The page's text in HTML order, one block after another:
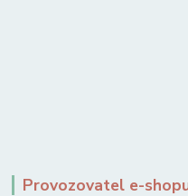
Provozovatel e-